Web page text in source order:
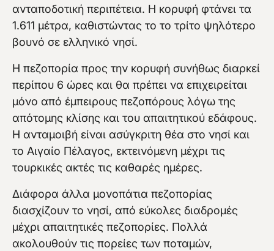
ανταποδοτική περιπέτεια. Η κορυφή φτάνει τα
1.611 μέτρα, καθιστώντας το το τρίτο ψηλότερο
βουνό σε ελληνικό νησί.
Η πεζοπορία προς την κορυφή συνήθως διαρκεί
περίπου 6 ώρες και θα πρέπει να επιχειρείται
μόνο από έμπειρους πεζοπόρους λόγω της
απότομης κλίσης και του απαιτητικού εδάφους.
Η ανταμοιβή είναι ασύγκριτη θέα στο νησί και
το Αιγαίο Πέλαγος, εκτεινόμενη μέχρι τις
τουρκικές ακτές τις καθαρές ημέρες.
Διάφορα άλλα μονοπάτια πεζοπορίας
διασχίζουν το νησί, από εύκολες διαδρομές
μέχρι απαιτητικές πεζοπορίες. Πολλά
ακολουθούν τις πορείες των ποταμών,